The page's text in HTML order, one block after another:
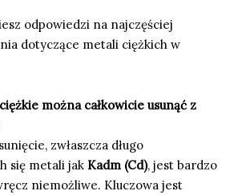
odpowiedzi na najczęściej
dotyczące metali ciężkich w
można całkowicie usunąć z
zwłaszcza długo
się metali jak Kadm (Cd), jest bardzo
niemożliwe. Kluczowa jest